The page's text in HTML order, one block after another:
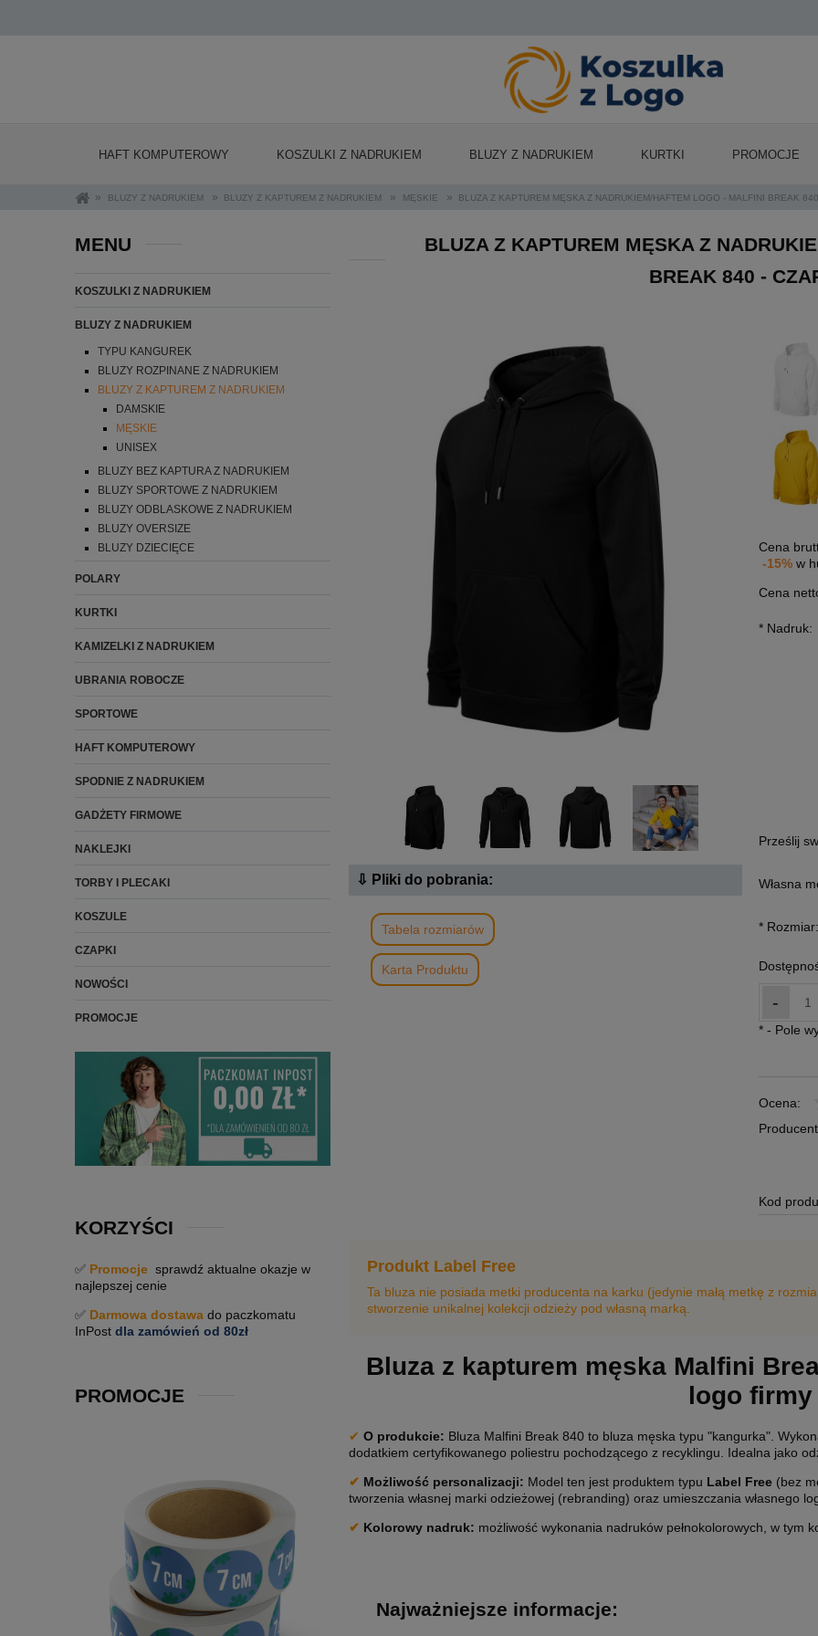
HAFT KOMPUTEROWY KOSZULKI Z NADRUKIEM BLUZY Z NADRUKIEM KURTKI PROMOCJE
» BLUZY Z NADRUKIEM » BLUZY Z KAPTUREM Z NADRUKIEM » MĘSKIE » BLUZA Z KAPTUREM MĘSKA Z NADRUKIEM/HAFTEM LOGO - MALFINI BREAK
MENU
KOSZULKI Z NADRUKIEM
BLUZY Z NADRUKIEM
TYPU KANGUREK
BLUZY ROZPINANE Z NADRUKIEM
BLUZY Z KAPTUREM Z NADRUKIEM
DAMSKIE
MĘSKIE
UNISEX
BLUZY BEZ KAPTURA Z NADRUKIEM
BLUZY SPORTOWE Z NADRUKIEM
BLUZY ODBLASKOWE Z NADRUKIEM
BLUZY OVERSIZE
BLUZY DZIECIĘCE
POLARY
KURTKI
KAMIZELKI Z NADRUKIEM
UBRANIA ROBOCZE
SPORTOWE
HAFT KOMPUTEROWY
SPODNIE Z NADRUKIEM
GADŻETY FIRMOWE
NAKLEJKI
TORBY I PLECAKI
KOSZULE
CZAPKI
NOWOŚCI
PROMOCJE
KORZYŚCI
✅ Promocje sprawdź aktualne okazje w
najlepszej cenie
✅ Darmowa dostawa do paczkomatu
InPost dla zamówień od 80zł
PROMOCJE
BLUZA Z KAPTUREM MĘSKA Z
BREAK 840 -
⇩ Pliki do pobrania:
Tabela rozmiarów
Karta Produktu
Cena
-15%w
Cena
* Nadruk:
Prześlij
Własna
* Rozmiar:
-
* - Pole
Ocena:
Kod
Produkt Label Free
Ta bluza nie posiada metki producenta na karku (jedynie małą metkę z
stworzenie unikalnej kolekcji odzieży pod własną marką.
Bluza z kapturem męska Malfini
logo firmy
✔ O produkcie: Bluza Malfini Break 840 to bluza męska typu "kangurka".
dodatkiem certyfikowanego poliestru pochodzącego z recyklingu. Idealna jako
✔ Możliwość personalizacji: Model ten jest produktem typu Label Free (bez
tworzenia własnej marki odzieżowej (rebranding) oraz umieszczania własnego
✔ Kolorowy nadruk: możliwość wykonania nadruków pełnokolorowych, w tym
Najważniejsze informacje: